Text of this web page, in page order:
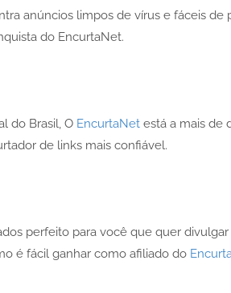
anúncios limpos de vírus e fáceis de
do EncurtaNet.
do Brasil, O EncurtaNet está a mais de
de links mais confiável.
perfeito para você que quer
é fácil ganhar como afiliado do